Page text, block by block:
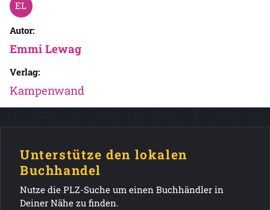
Autor:
Emmi Lewag
Verlag:
Kampenwand
Unterstütze den lokalen
Buchhandel
Nutze die PLZ-Suche um einen Buchhändler in
Deiner Nähe zu finden.